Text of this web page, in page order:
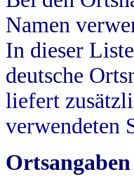
Namen
In dieser
deutsche
liefert
verwendeten